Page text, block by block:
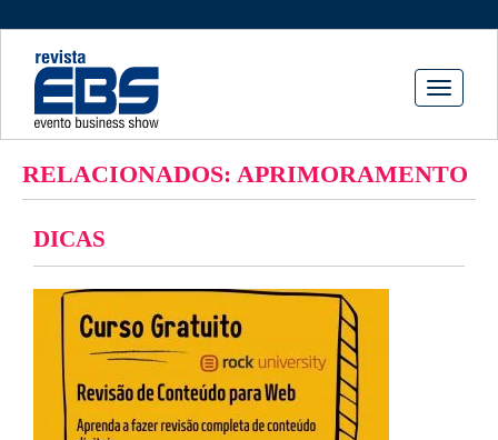
Toggle
RELACIONADOS: APRIMORAMENTO
DICAS